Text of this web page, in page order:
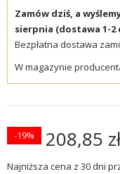
Zamów dziś, a
sierpnia (dostawa 1-2
Bezpłatna dostawa
W magazynie
208,85
-19%
Najniższa cena z 30 dni